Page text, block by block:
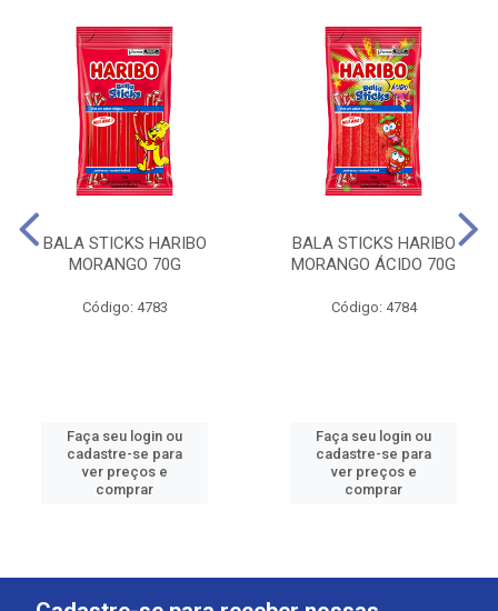
BALA STICKS HARIBO
MORANGO 70G
Código: 4783
Faça seu login ou
cadastre-se para
ver preços e
comprar
BALA STICKS HARIBO
MORANGO ÁCIDO 70G
Código: 4784
Faça seu login ou
cadastre-se para
ver preços e
comprar